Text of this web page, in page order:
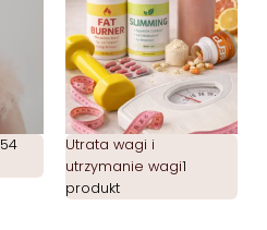
54
Utrata wagi i
utrzymanie wagi1
produkt